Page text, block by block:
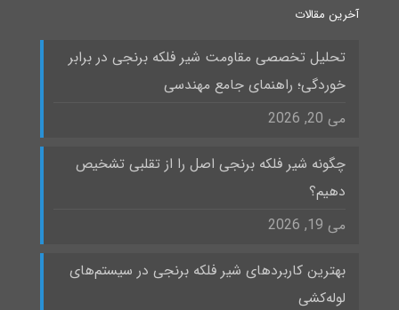
آخرین مقالات
تحلیل تخصصی مقاومت شیر فلکه برنجی در برابر
خوردگی؛ راهنمای جامع مهندسی
می 20, 2026
چگونه شیر فلکه برنجی اصل را از تقلبی تشخیص
دهیم؟
می 19, 2026
بهترین کاربردهای شیر فلکه برنجی در سیستم‌های
لوله‌کشی